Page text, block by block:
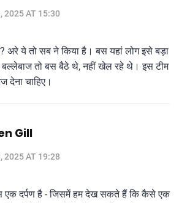
2025 AT 15:30
अरे ये तो सब ने किया है। बस यहां लोग इसे बड़ा
तो बस बैठे थे, नहीं खेल रहे थे। इस टीम
देना चाहिए।
Gill
2025 AT 19:28
एक दर्पण है - जिसमें हम देख सकते हैं कि कैसे एक